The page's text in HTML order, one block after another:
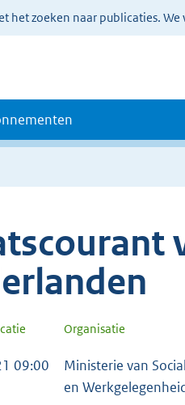
het zoeken naar publicaties.
Organisatie
09:00
Ministerie van
en